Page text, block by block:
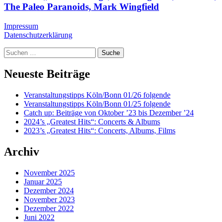
The Paleo Paranoids, Mark Wingfield
Impressum
Datenschutzerklärung
Suche
Neueste Beiträge
Veranstaltungstipps Köln/Bonn 01/26 folgende
Veranstaltungstipps Köln/Bonn 01/25 folgende
Catch up: Beiträge von Oktober ’23 bis Dezember ’24
2024’s „Greatest Hits“: Concerts & Albums
2023’s „Greatest Hits“: Concerts, Albums, Films
Archiv
November 2025
Januar 2025
Dezember 2024
November 2023
Dezember 2022
Juni 2022